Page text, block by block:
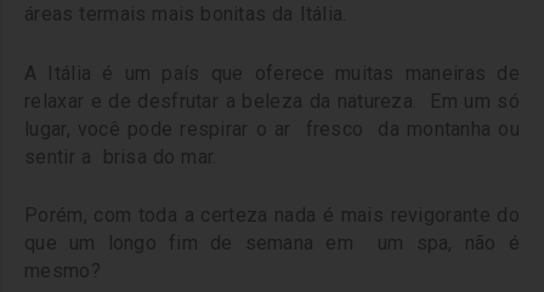
áreas termais mais bonitas da Itália.
A Itália é um país que oferece muitas maneiras de
relaxar e de desfrutar a beleza da natureza. Em um só
lugar, você pode respirar o ar fresco da montanha ou
sentir a brisa do mar.
Porém, com toda a certeza nada é mais revigorante do
que um longo fim de semana em um spa, não é
mesmo?